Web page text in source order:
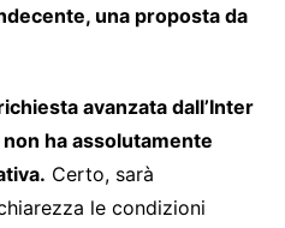
una proposta da
avanzata dall’Inter
ha assolutamente
Certo, sarà
le condizioni